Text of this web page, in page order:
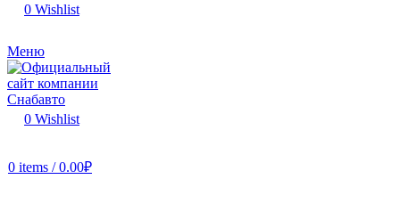
0 Wishlist
Меню
0 Wishlist
0 items / 0.00₽